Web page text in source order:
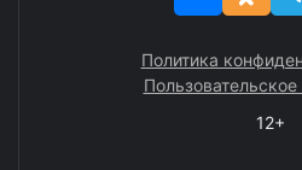
Политика
12+